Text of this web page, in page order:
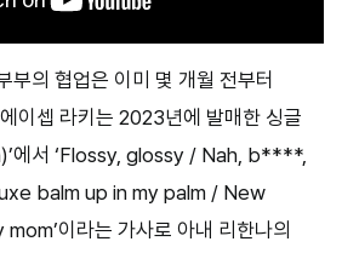
부의 협업은 이미 몇 개월 전부터
이셉 라키는 2023년에 발매한 싱글
에서 ‘Flossy, glossy / Nah, b****,
balm up in my palm / New
이라는 가사로 아내 리한나의